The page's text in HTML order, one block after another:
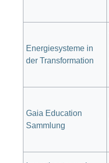
Energiesysteme in
der Transformation
Gaia Education
Sammlung